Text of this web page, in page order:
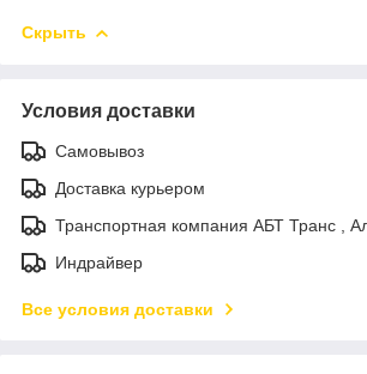
Скрыть
Условия доставки
Самовывоз
Доставка курьером
Транспортная компания АБТ Транс ,
Индрайвер
Все условия доставки